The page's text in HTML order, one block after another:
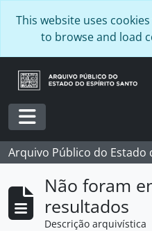
This website uses
to browse and load
Toggle navigation
Arquivo Público do Estado
Não foram
resultados
Descrição arquivística